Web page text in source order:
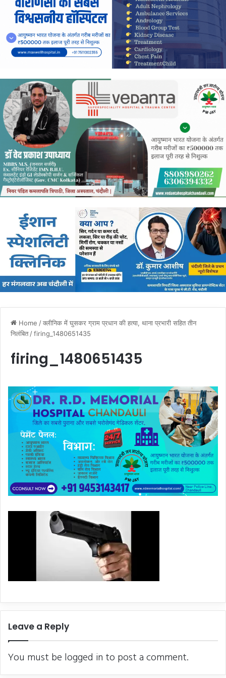
Home /क्लीनिक में घुसकर ग्राम प्रधान की हत्या, थाना प्रभारी सहित तीन
निलंबित /firing_1480651435
firing_1480651435
Leave a Reply
You must be logged in to post a comment.